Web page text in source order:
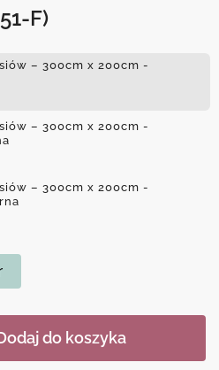
F)
– 300cm x 200cm -
– 300cm x 200cm -
– 300cm x 200cm -
do koszyka